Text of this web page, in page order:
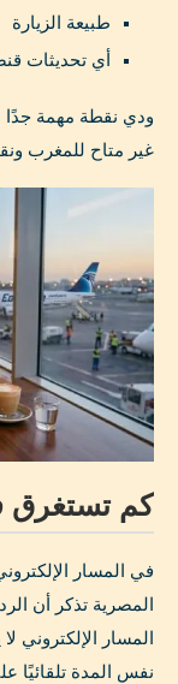
طبيعة الزيارة
أي تحديثات
ودي نقطة مهمة
غير متاح للمغرب
كم تستغرق
في المسار
المصرية تذكر أن
المسار الإلكتروني
نفس المدة تلقائيًا